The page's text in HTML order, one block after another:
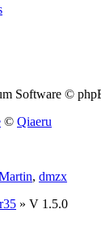
Software ©
© Qiaeru
, dmzx
» V 1.5.0